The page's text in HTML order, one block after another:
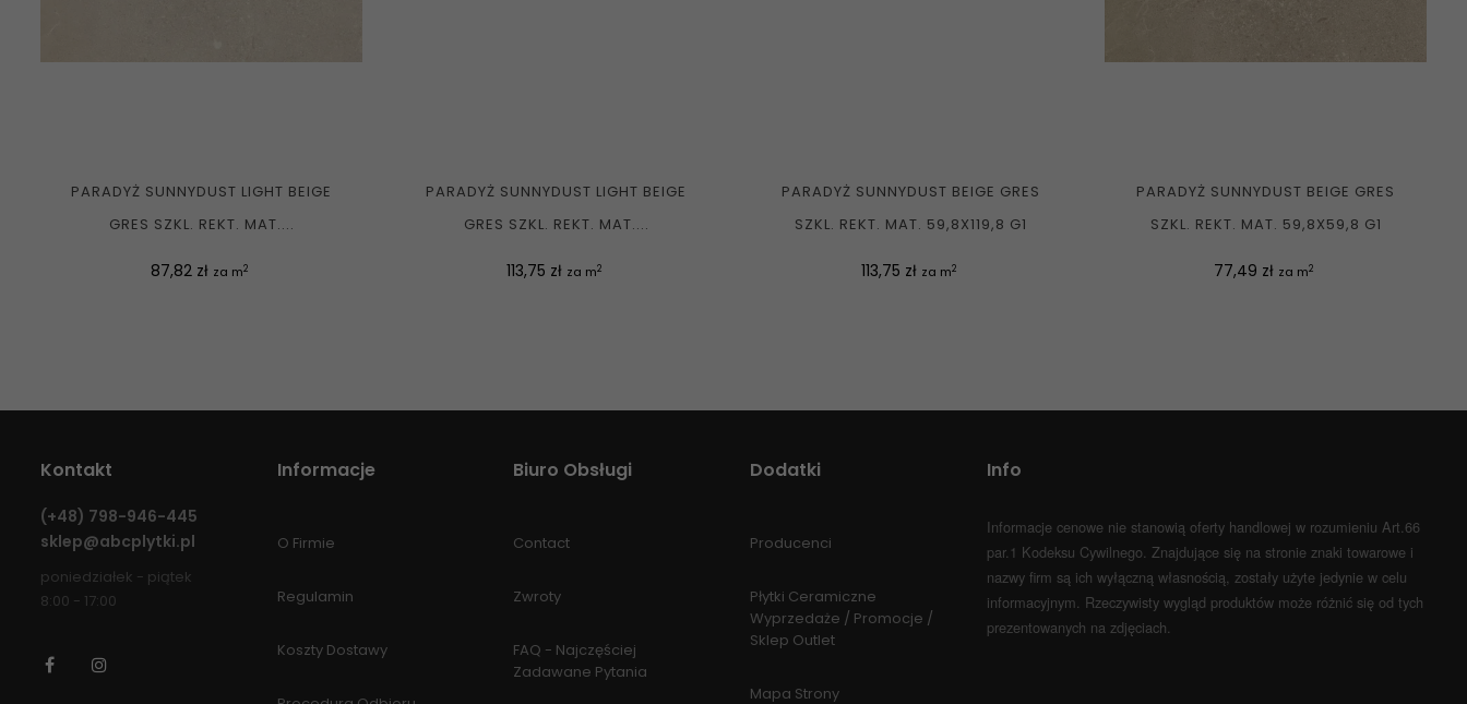
PARADYŻ SUNNYDUST LIGHT BEIGE
GRES SZKL. REKT. MAT....
Cena
87,82 zł za m2
PARADYŻ SUNNYDUST LIGHT BEIGE
GRES SZKL. REKT. MAT....
Cena
113,75 zł za m2
PARADYŻ SUNNYDUST BEIGE GRES
SZKL. REKT. MAT. 59,8X119,8 G1
Cena
113,75 zł za m2
PARADYŻ SUNNYDUST BEIGE GRES
SZKL. REKT. MAT. 59,8X59,8 G1
Cena
77,49 zł za m2
Kontakt
(+48) 798-946-445
sklep@abcplytki.pl
poniedziałek - piątek
8:00 - 17:00
Facebook
Informacje
O Firmie
Regulamin
Koszty Dostawy
Biuro Obsługi
Contact
Zwroty
FAQ - Najczęściej
Zadawane Pytania
Dodatki
Producenci
Płytki Ceramiczne
Wyprzedaże / Promocje /
Sklep Outlet
Mapa Strony
Info
Informacje cenowe nie stanowią oferty handlowej w rozumieniu Art.66
par.1 Kodeksu Cywilnego. Znajdujące się na stronie znaki towarowe i
nazwy firm są ich wyłączną własnością, zostały użyte jedynie w celu
informacyjnym. Rzeczywisty wygląd produktów może różnić się od tych
prezentowanych na zdjęciach.